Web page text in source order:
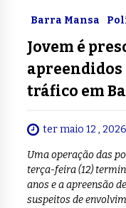
Barra Mansa
Jovem é
apreendidos
tráfico em
ter maio 12 , 2026
Uma operação das
terça-feira (12)
anos e a apreensão
suspeitos de